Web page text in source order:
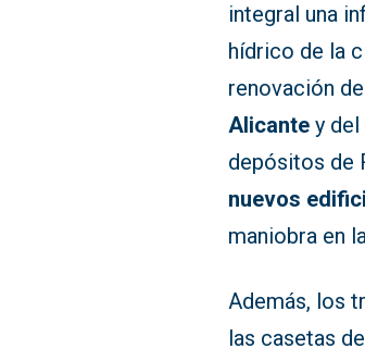
integral una
hídrico de la
renovación
Alicante y del
depósitos de
nuevos
maniobra en
Además, los
las casetas